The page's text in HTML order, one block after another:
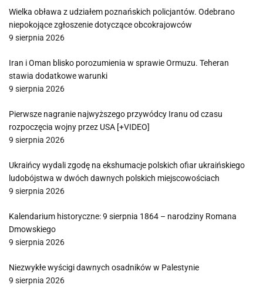
Wielka obława z udziałem poznańskich policjantów. Odebrano
niepokojące zgłoszenie dotyczące obcokrajowców
9 sierpnia 2026
Iran i Oman blisko porozumienia w sprawie Ormuzu. Teheran
stawia dodatkowe warunki
9 sierpnia 2026
Pierwsze nagranie najwyższego przywódcy Iranu od czasu
rozpoczęcia wojny przez USA [+VIDEO]
9 sierpnia 2026
Ukraińcy wydali zgodę na ekshumacje polskich ofiar ukraińskiego
ludobójstwa w dwóch dawnych polskich miejscowościach
9 sierpnia 2026
Kalendarium historyczne: 9 sierpnia 1864 – narodziny Romana
Dmowskiego
9 sierpnia 2026
Niezwykłe wyścigi dawnych osadników w Palestynie
9 sierpnia 2026